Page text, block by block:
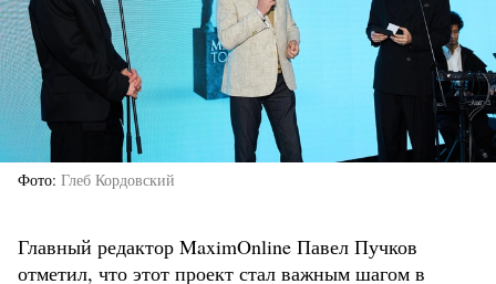
Фото Глеб Кордовский
Главный редактор MaximOnline Павел Пучков
отметил, что этот проект стал важным шагом в